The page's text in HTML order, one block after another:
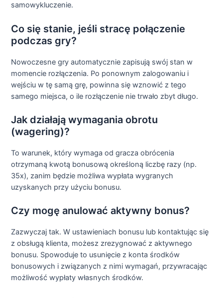
samowykluczenie.
Co się stanie, jeśli stracę połączenie
podczas gry?
Nowoczesne gry automatycznie zapisują swój stan w
momencie rozłączenia. Po ponownym zalogowaniu i
wejściu w tę samą grę, powinna się wznowić z tego
samego miejsca, o ile rozłączenie nie trwało zbyt długo.
Jak działają wymagania obrotu
(wagering)?
To warunek, który wymaga od gracza obrócenia
otrzymaną kwotą bonusową określoną liczbę razy (np.
35x), zanim będzie możliwa wypłata wygranych
uzyskanych przy użyciu bonusu.
Czy mogę anulować aktywny bonus?
Zazwyczaj tak. W ustawieniach bonusu lub kontaktując się
z obsługą klienta, możesz zrezygnować z aktywnego
bonusu. Spowoduje to usunięcie z konta środków
bonusowych i związanych z nimi wymagań, przywracając
możliwość wypłaty własnych środków.